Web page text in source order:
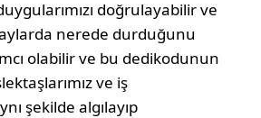
doğrulayabilir ve
nerede durduğunu
olabilir ve bu dedikodunun
ve iş
şekilde algılayıp